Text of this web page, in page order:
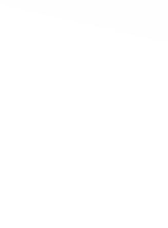
en garantissant la conformité avec